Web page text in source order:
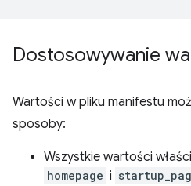
Dostosowywanie
Wartości w pliku manifestu
sposoby:
Wszystkie wartości
homepage i